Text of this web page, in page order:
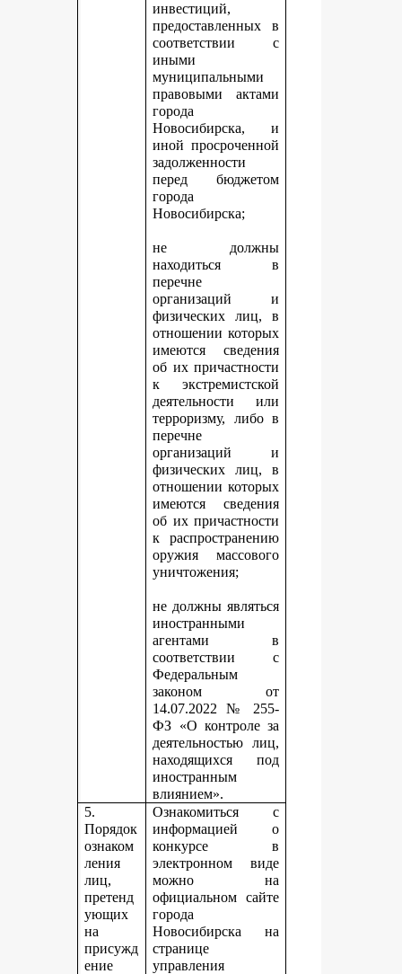
инвестиций,
предоставленных в
соответствии с
иными
муниципальными
правовыми актами
города
Новосибирска, и
иной просроченной
задолженности
перед бюджетом
города
Новосибирска;
не должны
находиться в
перечне
организаций и
физических лиц, в
отношении которых
имеются сведения
об их причастности
к экстремистской
деятельности или
терроризму, либо в
перечне
организаций и
физических лиц, в
отношении которых
имеются сведения
об их причастности
к распространению
оружия массового
уничтожения;
не должны являться
иностранными
агентами в
соответствии с
Федеральным
законом от
14.07.2022 № 255-
ФЗ «О контроле за
деятельностью лиц,
находящихся под
иностранным
влиянием».
5.
Порядок
ознаком
ления
лиц,
претенд
ующих
на
присужд
ение
Ознакомиться с
информацией о
конкурсе в
электронном виде
можно на
официальном сайте
города
Новосибирска на
странице
управления